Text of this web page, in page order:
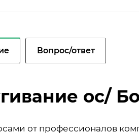
Вопрос/ответ
ос/
от профессионалов